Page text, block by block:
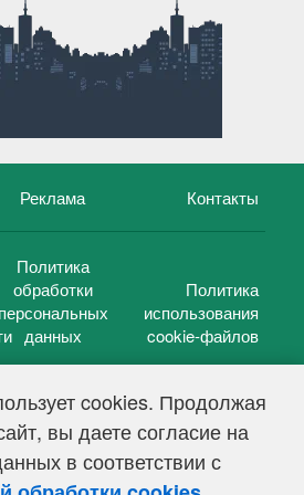
cookies. Продолжая
вы даете согласие на
в соответствии с
Реклама Контакты
Политика
обработки
персональных
данных
Политика
использования
cookie-файлов
2005 — 2026 г.
СМИ Эл № ФС 77-39848, выдано
надзору в сфере связи,